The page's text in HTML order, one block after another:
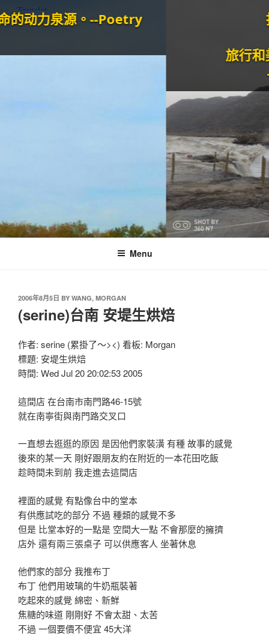
力泉源。--Poetry
打
旅行和美
--
Menu
2006年8月5日 BY WANG, MORGAN
(serine)台南 安堤生烘焙
作者: serine (累掛了～><) 看板: Morgan
標題: 安堤生烘焙
時間: Wed Jul 20 20:02:53 2005
這間店 在台南市南門路46-15號
就在南寧街與南門路交叉口
一直想去逛逛的原因 是因他們家裝潢 有種 故事的感覺
後來的某一天 剛好跟朋友約在附近的一本花田吃飯
趁時間未到前 我走進去這間店
裡面的感覺 有點像台中的堂本
有供應試吃的部分 不過 種類的感覺不多
但是 比堂本好的一點是 空間大一點 不會那麼的擁擠
店外 還有兩三張桌子 可以供應客人 坐著休息
他們家的部分 我推布丁
布丁 他們用玻璃的牛奶瓶裝著
吃起來的感覺 綿密、新鮮
焦糖的味道 剛剛好 不會太甜、太苦
不過 一個要價不便宜 45大洋